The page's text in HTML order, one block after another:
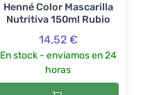
Henné Color Mascarilla
Nutritiva 150ml Rubio
14,52 €
En stock - enviamos en 24
horas